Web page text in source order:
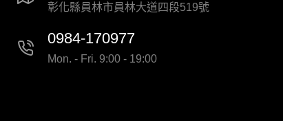
彰化縣員林市員林大道四段519號
0984-170977
Mon. - Fri. 9:00 - 19:00